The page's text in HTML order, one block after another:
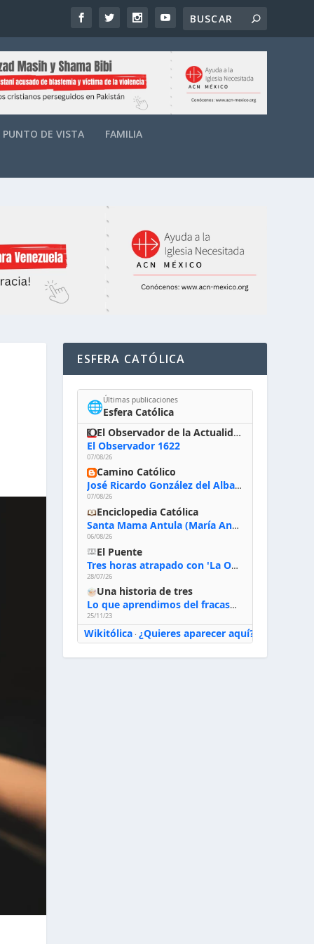
PUNTO DE VISTA FAMILIA
ESFERA CATÓLICA
🌐Últimas publicaciones
Esfera Católica
El Observador de la Actualidad
El Observador 1622
07/08/26
Camino Católico
José Ricardo González del Alba, artista sacro: «Yo oro, hablo con Dios, le pido al Espíritu Santo su inspiración y siempre pinto rezando el rosario para que sea Él quien actúe a través de mis manos»
07/08/26
Enciclopedia Católica
Santa Mama Antula (María Antonia de Paz y Figueroa)
06/08/26
El Puente
Tres horas atrapado con 'La Odisea' de Nolan
28/07/26
Una historia de tres
Lo que aprendimos del fracaso al emprender
25/11/23
Wikitólica· ¿Quieres aparecer aquí?